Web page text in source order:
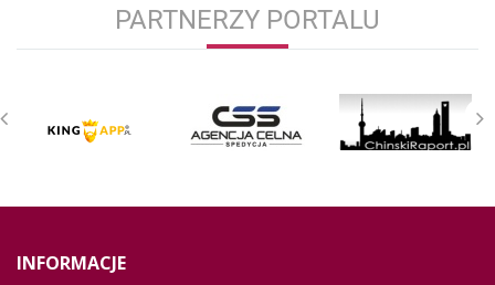
PARTNERZY PORTALU
INFORMACJE